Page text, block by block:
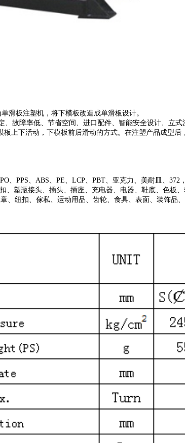
滑板注塑机，将下模板改造成单滑板设计。
故障率低、节省空间、进口配件、智能安全设计、立
上下活动，下模板前后滑动的方式。在注塑产品成型
、PPS、ABS、PE、LCP、PBT、亚克力、美耐皿、372
塑瓶接头、插头、插座、充电器、电器、鞋底、色板
纽扣、傢私、运动用品、齿轮、食具、表面、装饰品